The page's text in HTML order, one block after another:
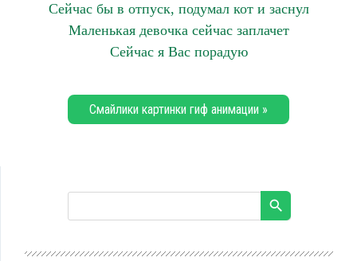
Сейчас бы в отпуск, подумал кот и заснул
Маленькая девочка сейчас заплачет
Сейчас я Вас порадую
Смайлики картинки гиф анимации »